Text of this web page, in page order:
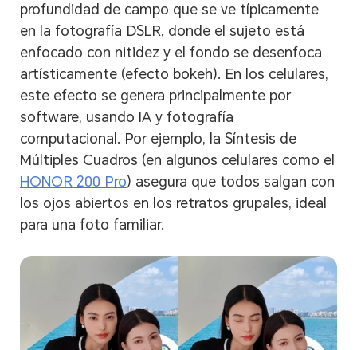
profundidad de campo que se ve típicamente
en la fotografía DSLR, donde el sujeto está
enfocado con nitidez y el fondo se desenfoca
artísticamente (efecto bokeh). En los celulares,
este efecto se genera principalmente por
software, usando IA y fotografía
computacional. Por ejemplo, la Síntesis de
Múltiples Cuadros (en algunos celulares como el
HONOR 200 Pro) asegura que todos salgan con
los ojos abiertos en los retratos grupales, ideal
para una foto familiar.